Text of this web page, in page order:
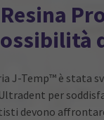
J-Temp™ è stata
per
devono